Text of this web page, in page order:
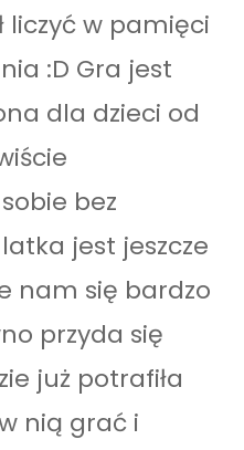
liczyć w pamięci
:D Gra jest
dla dzieci od
bez
jest jeszcze
nam się bardzo
przyda się
już potrafiła
nią grać i